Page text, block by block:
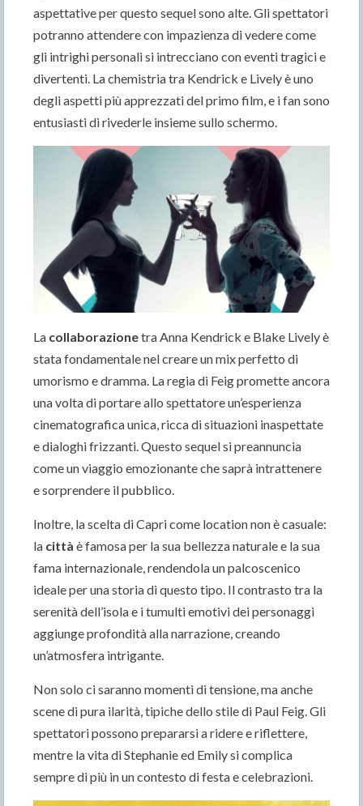
aspettative per questo sequel sono alte. Gli spettatori
potranno attendere con impazienza di vedere come
gli intrighi personali si intrecciano con eventi tragici e
divertenti. La chemistria tra Kendrick e Lively è uno
degli aspetti più apprezzati del primo film, e i fan sono
entusiasti di rivederle insieme sullo schermo.
La collaborazionetra Anna Kendrick e Blake Lively è
stata fondamentale nel creare un mix perfetto di
umorismo e dramma. La regia di Feig promette ancora
una volta di portare allo spettatore un’esperienza
cinematografica unica, ricca di situazioni inaspettate
e dialoghi frizzanti. Questo sequel si preannuncia
come un viaggio emozionante che saprà intrattenere
e sorprendere il pubblico.
Inoltre, la scelta di Capri come location non è casuale:
la città è famosa per la sua bellezza naturale e la sua
fama internazionale, rendendola un palcoscenico
ideale per una storia di questo tipo. Il contrasto tra la
serenità dell’isola e i tumulti emotivi dei personaggi
aggiunge profondità alla narrazione, creando
un’atmosfera intrigante.
Non solo ci saranno momenti di tensione, ma anche
scene di pura ilarità, tipiche dello stile di Paul Feig. Gli
spettatori possono prepararsi a ridere e riflettere,
mentre la vita di Stephanie ed Emily si complica
sempre di più in un contesto di festa e celebrazioni.